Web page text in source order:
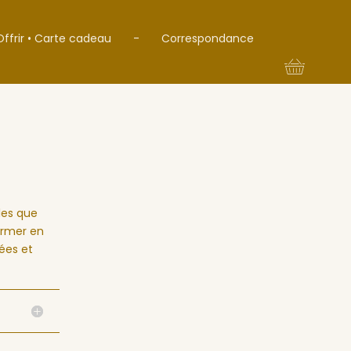
• Carte cadeau - Correspondance
que
en
et